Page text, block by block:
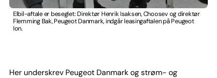
Elbil-aftale er beseglet: Direktør Henrik Isaksen, Choosev og direktør
Flemming Bak, Peugeot Danmark, indgår leasingaftalen på Peugeot
Ion.
Her underskrev Peugeot Danmark og strøm- og